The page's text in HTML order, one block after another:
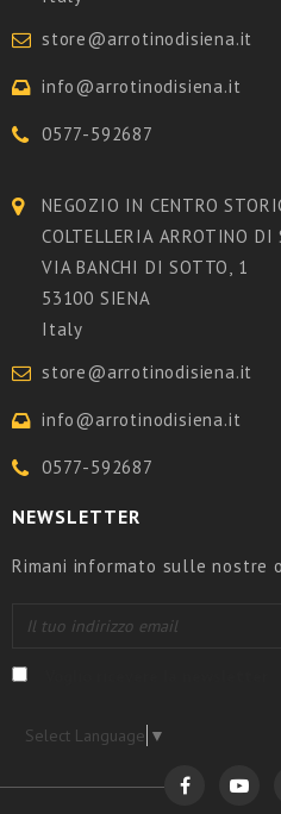
store@arrotinodisiena.it
info@arrotinodisiena.it
0577-592687
NEGOZIO IN CENTRO
COLTELLERIA ARROTINO DI
VIA BANCHI DI SOTTO, 1
53100 SIENA
Italy
store@arrotinodisiena.it
info@arrotinodisiena.it
0577-592687
NEWSLETTER
Rimani informato sulle nostre
Select Language ▼